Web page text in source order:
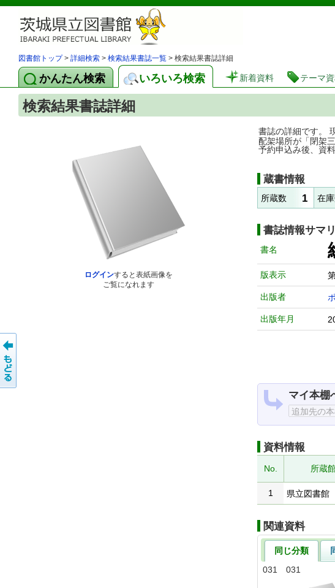
茨城県立
図書館トップ> 詳細検索 > 検索結果書誌一覧 > 検索結果書誌詳細
かんたん検索 いろいろ検索 新着資料 テーマ
検索結果書誌詳細
ログインすると表紙画像を
ご覧になれます
書誌の詳細です。
配架場所が「閉架
予約申込み後、資
蔵書情報
所蔵数 1 在
書誌情報サマリ
書名
版表示
出版者
出版年月
マイ本棚
資料情報
No. 所蔵
1
県立図書館
関連資料
同じ分類
031 031